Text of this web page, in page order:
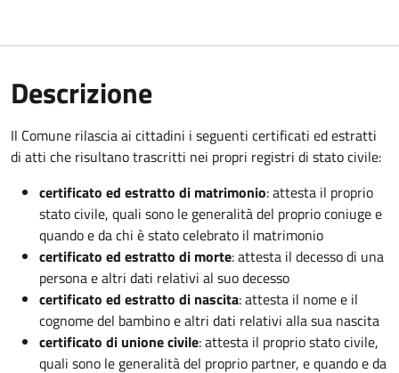
Descrizione
Il Comune rilascia ai cittadini i seguenti certificati ed estratti
di atti che risultano trascritti nei propri registri di stato civile:
certificato ed estratto di matrimonio: attesta il proprio
stato civile, quali sono le generalità del proprio coniuge e
quando e da chi è stato celebrato il matrimonio
certificato ed estratto di morte: attesta il decesso di una
persona e altri dati relativi al suo decesso
certificato ed estratto di nascita: attesta il nome e il
cognome del bambino e altri dati relativi alla sua nascita
certificato di unione civile: attesta il proprio stato civile,
quali sono le generalità del proprio partner, e quando e da